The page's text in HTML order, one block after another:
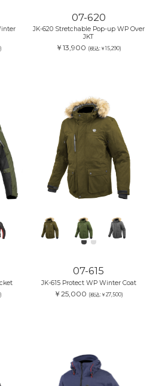
07-620
JK-620 Stretchable Pop-up WP Over
JKT
￥13,900 (税込:￥15,290)
07-615
JK-615 Protect WP Winter Coat
￥25,000 (税込:￥27,500)